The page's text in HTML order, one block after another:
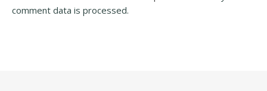
comment data is processed.